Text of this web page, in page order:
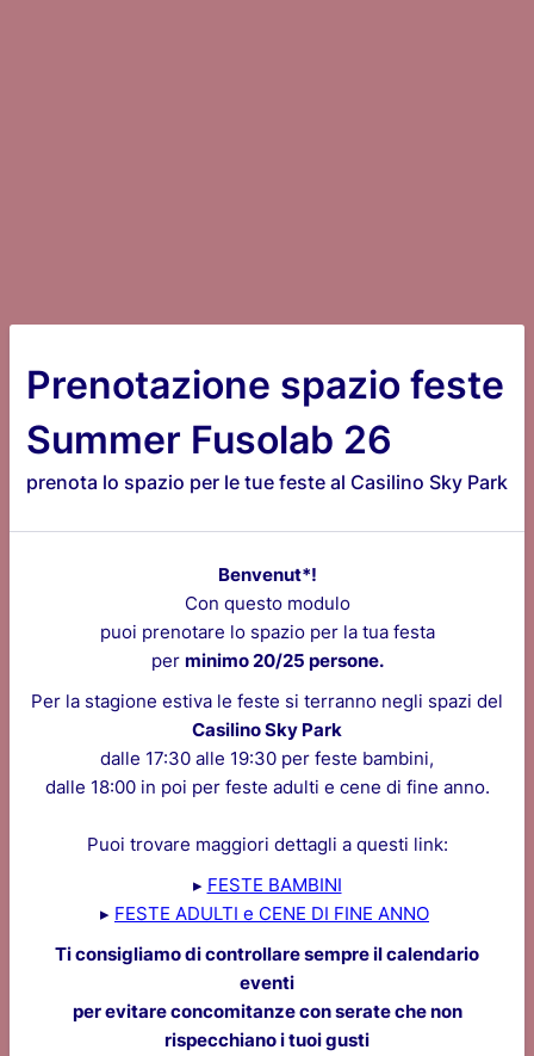
Prenotazione spazio feste
Summer Fusolab 26
prenota lo spazio per le tue feste al Casilino Sky Park
Benvenut*!
Con questo modulo
puoi prenotare lo spazio per la tua festa
per minimo 20/25 persone.
Per la stagione estiva le feste si terranno negli spazi del
Casilino Sky Park
dalle 17:30 alle 19:30 per feste bambini,
dalle 18:00 in poi per feste adulti e cene di fine anno.
Puoi trovare maggiori dettagli a questi link:
▸ FESTE BAMBINI
▸ FESTE ADULTI e CENE DI FINE ANNO
Ti consigliamo di controllare sempre il calendario
eventi
per evitare concomitanze con serate che non
rispecchiano i tuoi gusti